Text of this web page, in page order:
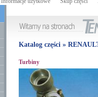
Katalog części »
Turbiny